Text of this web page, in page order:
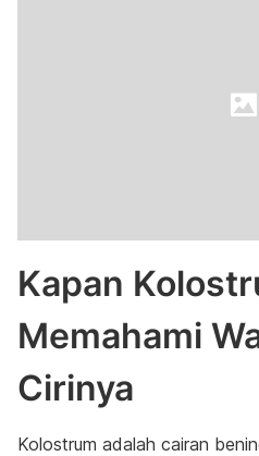
Kapan
Memahami
Cirinya
Kolostrum adalah cairan